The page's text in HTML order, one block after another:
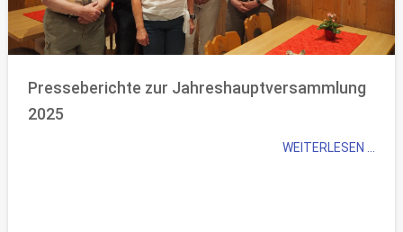
Presseberichte zur Jahreshauptversammlung
2025
WEITERLESEN ...